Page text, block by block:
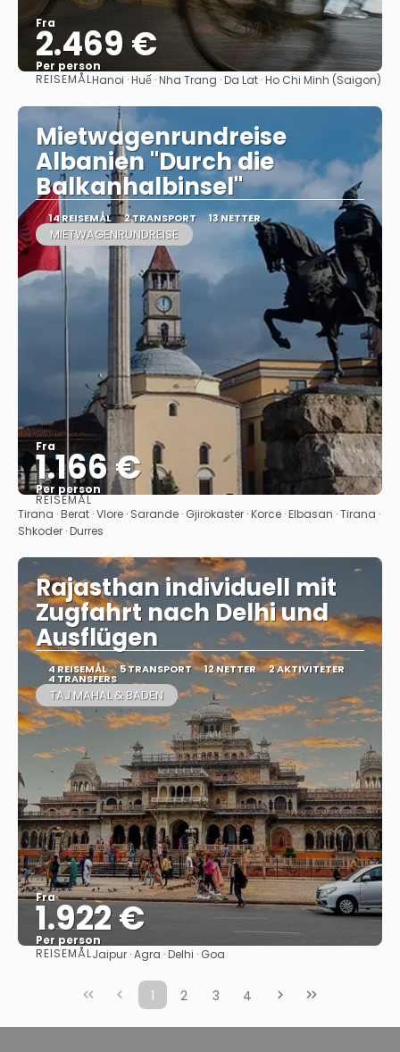
Fra
2.469 €
Per person
Se
REISEMÅLHanoi · Huế · Nha Trang · Da Lat · Ho Chi Minh (Saigon)
Mietwagenrundreise
Albanien "Durch die
Balkanhalbinsel"
14 REISEMÅL 2 TRANSPORT 13 NETTER
MIETWAGENRUNDREISE
Fra
1.166 €
Per person
Se
REISEMÅL
Tirana · Berat · Vlore · Sarande · Gjirokaster · Korce · Elbasan · Tirana ·
Shkoder · Durres
Rajasthan individuell mit
Zugfahrt nach Delhi und
Ausflügen
4 REISEMÅL 5 TRANSPORT 12 NETTER 2 AKTIVITETER
4 TRANSFERS
TAJ MAHAL & BADEN
Fra
1.922 €
Per person
Se
REISEMÅLJaipur · Agra · Delhi · Goa
1 2 3 4